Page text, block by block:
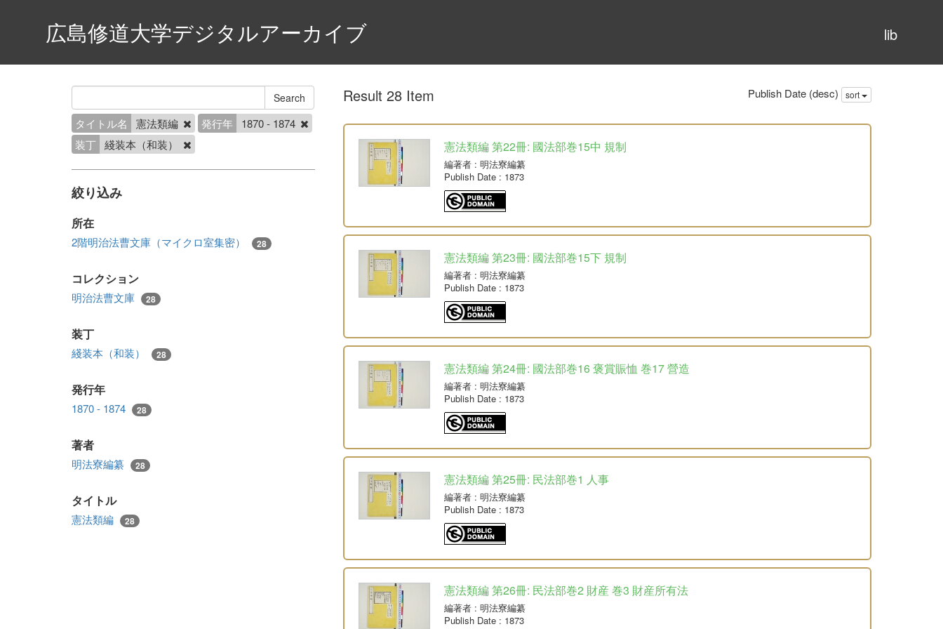
lib
広島修道大学デジタルアーカイブ
タイトル名 憲法類編 発行年
1870 - 1874
装丁 綫装本（和装）
絞り込み
所在
2階明治法曹文庫（マイクロ室集密） 28
コレクション
明治法曹文庫 28
装丁
綫装本（和装） 28
発行年
1870 - 1874 28
著者
明法寮編纂 28
タイトル
憲法類編 28
Result 28 Item Publish Date (desc) sort
憲法類編 第22冊: 國法部巻15中 規制
編著者: 明法寮編纂
Publish Date: 1873
憲法類編 第23冊: 國法部巻15下 規制
編著者: 明法寮編纂
Publish Date: 1873
憲法類編 第24冊: 國法部巻16 褒賞賑恤 巻17 營造
編著者: 明法寮編纂
Publish Date: 1873
憲法類編 第25冊: 民法部巻1 人事
編著者: 明法寮編纂
Publish Date: 1873
憲法類編 第26冊: 民法部巻2 財産 巻3 財産所有法
編著者: 明法寮編纂
Publish Date: 1873